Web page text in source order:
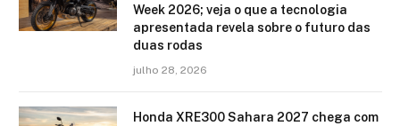
Week 2026; veja o que a tecnologia
apresentada revela sobre o futuro das
duas rodas
julho 28, 2026
Honda XRE300 Sahara 2027 chega com